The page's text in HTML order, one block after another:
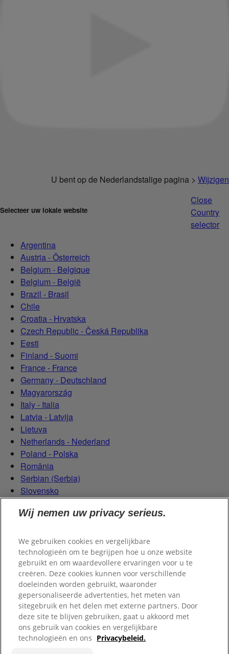
U bent op de Nederlandstalige pagina > Wijzigen
Selecteer uw lokale website
Close
Country
selector
Argentina
Austria - Österreich
Belgium - Belgique
Belgium - België
Brazil - Brasil
Chile
Croatia - Hrvatska
Czech Republic - Česká Republika
Eesti
Finland - Suomi
France - France
Germany - Deutschland
Magyarország
Italy - Italia
Latvia - Latvija
Lietuva
Netherlands - Nederland
Poland - Polska
România
Serbian (Serbia)
Slovensko
Switzerland (Schweiz)
© 2026 Colgate-Palmolive Company.
Wettelijke Kennisgeving Persoonlijke Gegevens
Wij nemen uw privacy serieus.
We gebruiken cookies en vergelijkbare
technologieën om te begrijpen hoe u onze website
gebruikt en om waardevollere ervaringen voor u te
creëren. Deze cookies kunnen voor verschillende
doeleinden worden gebruikt, waaronder
gepersonaliseerde advertenties, het meten van
sitegebruik en het delen met externe partners. Door
deze site te blijven gebruiken, gaat u akkoord met
ons gebruik van cookies en vergelijkbare
technologieën en ons Privacybeleid.